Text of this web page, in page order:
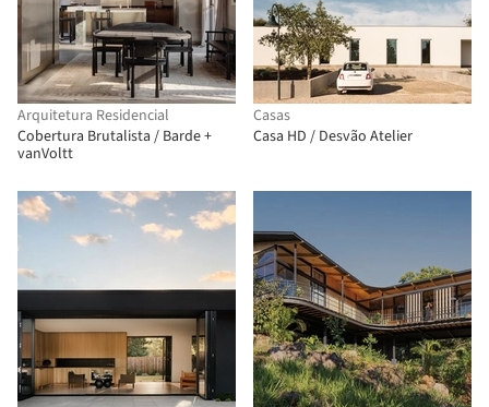
Arquitetura Residencial
Cobertura Brutalista / Barde +
vanVoltt
Casas
Casa HD / Desvão Atelier